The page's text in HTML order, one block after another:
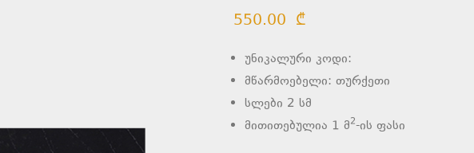
550.00 ₾
უნიკალური კოდი:
მწარმოებელი: თურქეთი
სლები 2 სმ
მითითებულია 1 მ2-ის ფასი